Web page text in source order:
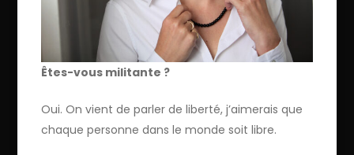
Êtes-vous militante ?
Oui. On vient de parler de liberté, j’aimerais que
chaque personne dans le monde soit libre.